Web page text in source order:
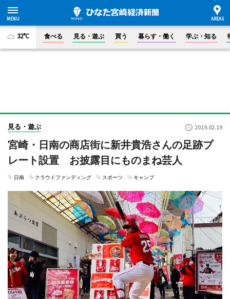
32°C 食べる 見る・遊ぶ 買う 暮らす・働く 学ぶ・知る
見る・遊ぶ 2019.02.19
宮崎・日南の商店街に新井貴浩さんの足跡プ
レート設置 お披露目にものまね芸人
日南 クラウドファンディング スポーツ キャンプ